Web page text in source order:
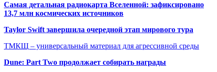
Самая детальная радиокарта Вселенной: зафиксировано
13,7 млн космических источников
Taylor Swift завершила очередной этап мирового тура
ТМКЩ – универсальный материал для агрессивной среды
Dune: Part Two продолжает собирать награды